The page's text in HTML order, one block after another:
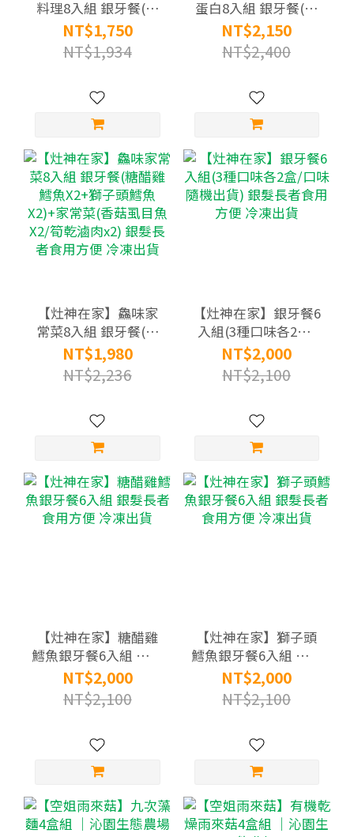
料理8入組 銀牙餐(糖
醋雞鱈魚X2)+功夫菜
(白菜獅子頭X2/香菇
虱目魚X2/筍乾滷肉
冷凍出貨
NT$1,750
NT$1,934
蛋白8入組 銀牙餐(糖
醋雞鱈魚X2/獅子頭鱈
魚X2)+即食粥(野菇燕
麥粥X2/杏仁麥片粥
NT$2,150
NT$2,400
【灶神在家】鱻味家
常菜8入組 銀牙餐(糖
醋雞鱈魚X2+獅子頭鱈
魚X2)+家常菜(香菇虱
目魚X2/筍乾滷肉x2)
凍出貨
NT$1,980
NT$2,236
【灶神在家】銀牙餐6
入組(3種口味各2盒/
口味隨機出貨) 銀髮長
者食用方便 冷凍出貨
NT$2,000
NT$2,100
【灶神在家】糖醋雞
鱈魚銀牙餐6入組 銀髮
長者食用方便 冷凍出
貨
NT$2,000
NT$2,100
【灶神在家】獅子頭
鱈魚銀牙餐6入組 銀髮
長者食用方便 冷凍出
貨
NT$2,000
NT$2,100